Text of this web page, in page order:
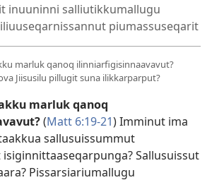
inuuninni salliutikkumallugu
piumassuseqarit
marluk qanoq ilinniarfigisinnaavavut?
Jiisusilu pillugit suna ilikkarparput?
marluk qanoq
(Matt 6:19-21) Imminut ima
sallusuissummut
Sallusuissut
Pissarsiariumallugu